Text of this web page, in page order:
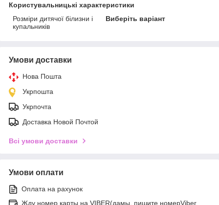
Користувальницькі характеристики
Розміри дитячої білизни і
купальників
Виберіть варіант
Умови доставки
Нова Пошта
Укрпошта
Укрпочта
Доставка Новой Почтой
Всі умови доставки
Умови оплати
Оплата на рахунок
Жду номер карты на VIBER(дамы, пишите номерViber